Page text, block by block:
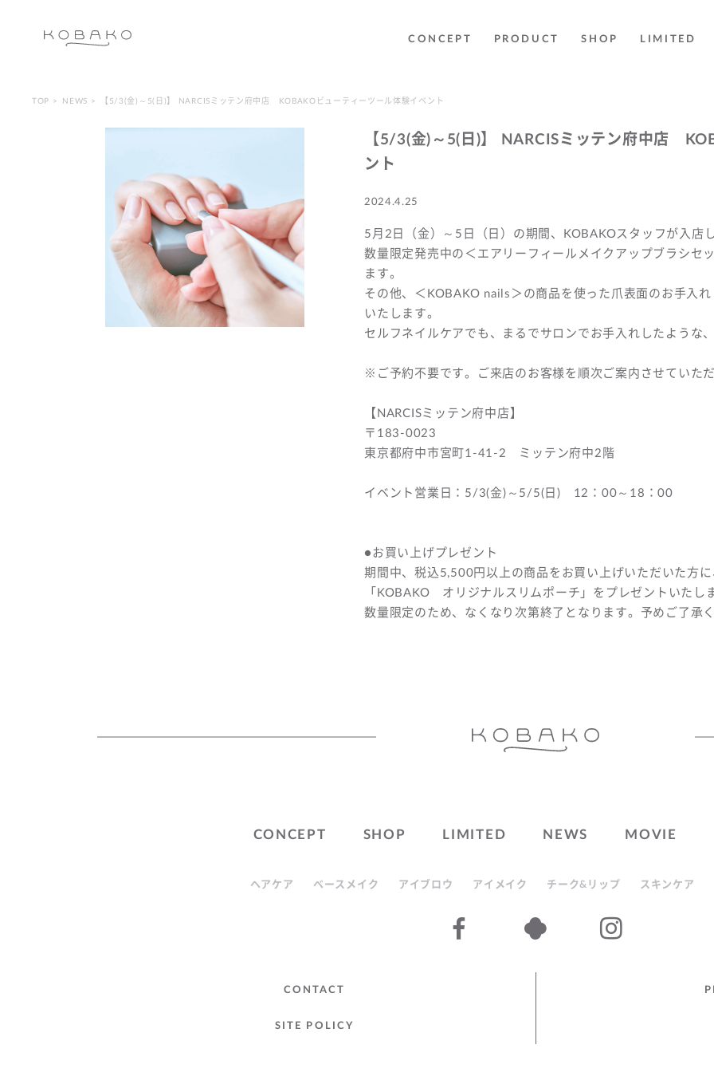
CONCEPT PRODUCT SHOP LIMITED
TOP NEWS 【5/3(金)～5(日)】 NARCISミッテン府中店 KOBAKOビューティーツール体験イベント
【5/3(金)～5(日)】 NARCISミッテン府中店
ント
2024.4.25
5月2日（金）～5日（日）の期間、KOBAKOスタッフが入店し
数量限定発売中の＜エアリーフィールメイクアップブラシセ
ます。
その他、＜KOBAKO nails＞の商品を使った爪表面のお手入
いたします。
セルフネイルケアでも、まるでサロンでお手入れしたような
※ご予約不要です。ご来店のお客様を順次ご案内させていただ
【NARCISミッテン府中店】
〒183-0023
東京都府中市宮町1-41-2 ミッテン府中2階
イベント営業日：5/3(金)～5/5(日) 12：00～18：00
●お買い上げプレゼント
期間中、税込5,500円以上の商品をお買い上げいただいた方に
「KOBAKO オリジナルスリムポーチ」をプレゼントいたし
数量限定のため、なくなり次第終了となります。予めご了承く
CONCEPT SHOP LIMITED NEWS MOVIE
ヘアケア ベースメイク アイブロウ アイメイク チーク&リップ スキンケア
CONTACT
SITE POLICY